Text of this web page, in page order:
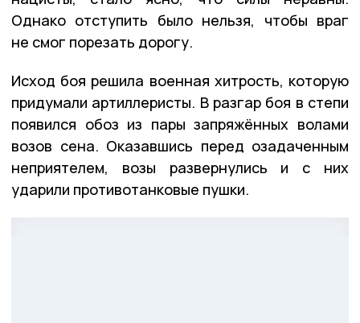
Однако отступить было нельзя, чтобы враг
не смог порезать дорогу.
Исход боя решила военная хитрость, которую
придумали артиллеристы. В разгар боя в степи
появился обоз из пары запряжённых волами
возов сена. Оказавшись перед озадаченным
неприятелем, возы развернулись и с них
ударили противотанковые пушки.